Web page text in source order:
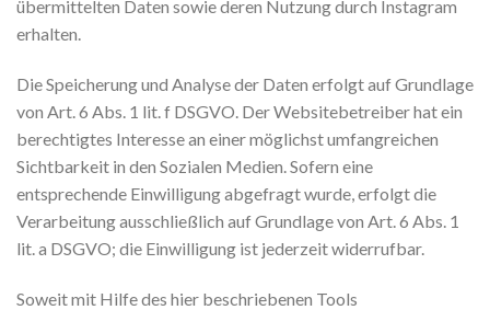
übermittelten Daten sowie deren Nutzung durch Instagram
erhalten.
Die Speicherung und Analyse der Daten erfolgt auf Grundlage
von Art. 6 Abs. 1 lit. f DSGVO. Der Websitebetreiber hat ein
berechtigtes Interesse an einer möglichst umfangreichen
Sichtbarkeit in den Sozialen Medien. Sofern eine
entsprechende Einwilligung abgefragt wurde, erfolgt die
Verarbeitung ausschließlich auf Grundlage von Art. 6 Abs. 1
lit. a DSGVO; die Einwilligung ist jederzeit widerrufbar.
Soweit mit Hilfe des hier beschriebenen Tools